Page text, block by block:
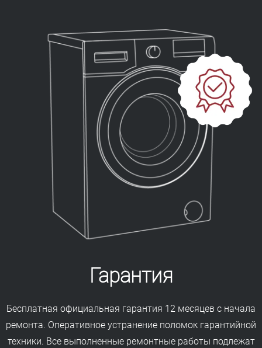
Гарантия
Бесплатная официальная гарантия 12 месяцев с начала
ремонта. Оперативное устранение поломок гарантийной
техники. Все выполненные ремонтные работы подлежат